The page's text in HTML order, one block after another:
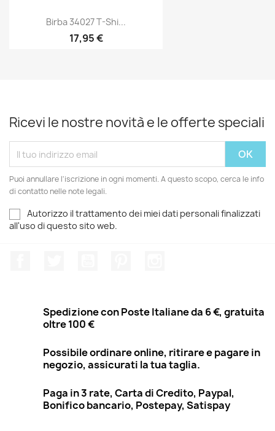
Birba 34027 T-Shi...
17,95 €
Ricevi le nostre novità e le offerte speciali
Puoi annullare l'iscrizione in ogni momenti. A questo scopo, cerca le info
di contatto nelle note legali.
Autorizzo il trattamento dei miei dati personali finalizzati
all'uso di questo sito web.
Spedizione con Poste Italiane da 6 €, gratuita
oltre 100 €
Possibile ordinare online, ritirare e pagare in
negozio, assicurati la tua taglia.
Paga in 3 rate, Carta di Credito, Paypal,
Bonifico bancario, Postepay, Satispay